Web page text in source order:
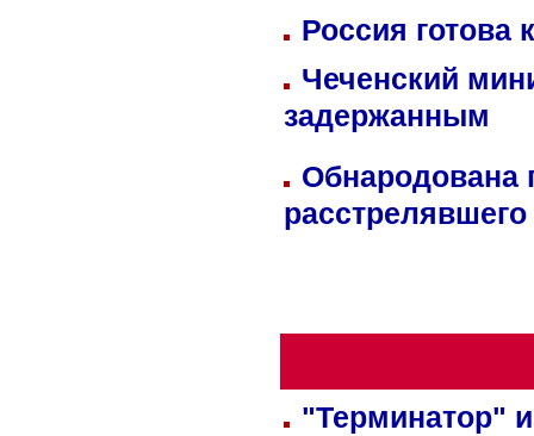
Россия готова
Чеченский
задержанным
Обнародована
"Терминатор"